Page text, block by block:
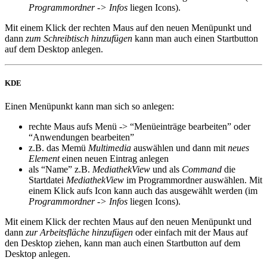
Programmordner -> Infos liegen Icons).
Mit einem Klick der rechten Maus auf den neuen Menüpunkt und
dann zum Schreibtisch hinzufügen kann man auch einen Startbutton
auf dem Desktop anlegen.
KDE
Einen Menüpunkt kann man sich so anlegen:
rechte Maus aufs Menü -> “Menüeinträge bearbeiten” oder
“Anwendungen bearbeiten”
z.B. das Memü Multimedia auswählen und dann mit neues
Elementeinen neuen Eintrag anlegen
als “Name” z.B. MediathekView und als Command die
Startdatei MediathekView im Programmordner auswählen. Mit
einem Klick aufs Icon kann auch das ausgewählt werden (im
Programmordner -> Infos liegen Icons).
Mit einem Klick der rechten Maus auf den neuen Menüpunkt und
dann zur Arbeitsfläche hinzufügen oder einfach mit der Maus auf
den Desktop ziehen, kann man auch einen Startbutton auf dem
Desktop anlegen.